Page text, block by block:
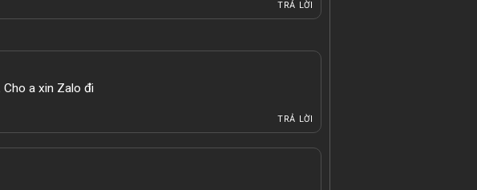
TRẢ LỜI
a xin Zalo đi
TRẢ LỜI